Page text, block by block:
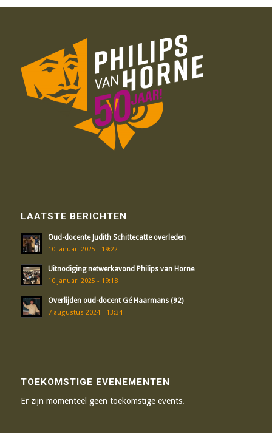
LAATSTE BERICHTEN
Oud-docente Judith Schittecatte overleden
10 januari 2025 - 19:22
Uitnodiging netwerkavond Philips van Horne
10 januari 2025 - 19:18
Overlijden oud-docent Gé Haarmans (92)
7 augustus 2024 - 13:34
TOEKOMSTIGE EVENEMENTEN
Er zijn momenteel geen toekomstige events.